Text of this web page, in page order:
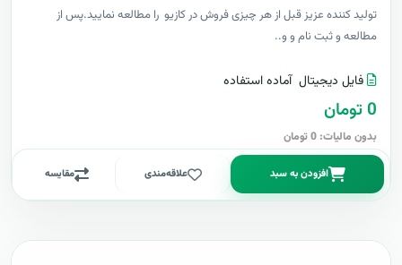
توليد کننده عزيز قبل از هر چیزی فروش در کازیو را مطالعه نمایید.پس از
مطالعه و ثبت نام و و..
فایل دیجیتال آماده استفاده
0 تومان
بدون مالیات: 0 تومان
افزودن به سبد علاقه‌مندی مقایسه